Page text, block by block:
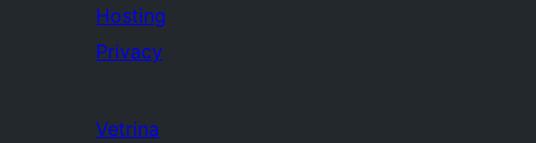
Hosting
Privacy
Vetrina